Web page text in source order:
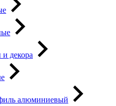
и декора
алюминиевый